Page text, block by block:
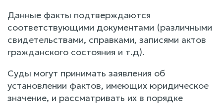
Данные факты подтверждаются
соответствующими документами (различными
свидетельствами, справками, записями актов
гражданского состояния и т.д).
Суды могут принимать заявления об
установлении фактов, имеющих юридическое
значение, и рассматривать их в порядке